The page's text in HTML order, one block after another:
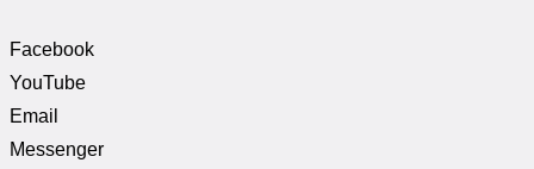
Facebook
YouTube
Email
Messenger